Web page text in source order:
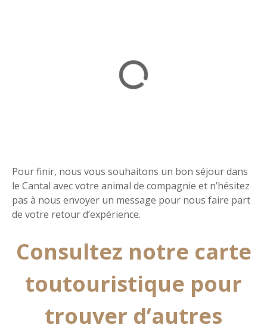
Pour finir, nous vous souhaitons un bon séjour dans
le Cantal avec votre animal de compagnie et n’hésitez
pas à nous envoyer un message pour nous faire part
de votre retour d’expérience.
Consultez notre carte
toutouristique pour
trouver d’autres